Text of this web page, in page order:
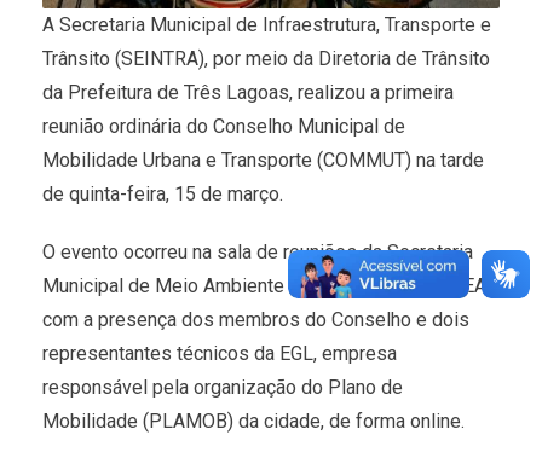
A Secretaria Municipal de Infraestrutura, Transporte e
Trânsito (SEINTRA), por meio da Diretoria de Trânsito
da Prefeitura de Três Lagoas, realizou a primeira
reunião ordinária do Conselho Municipal de
Mobilidade Urbana e Transporte (COMMUT) na tarde
de quinta-feira, 15 de março.
O evento ocorreu na sala de reuniões da Secretaria
Municipal de Meio Ambiente e Agronegócio (SEMEA),
com a presença dos membros do Conselho e dois
representantes técnicos da EGL, empresa
responsável pela organização do Plano de
Mobilidade (PLAMOB) da cidade, de forma online.